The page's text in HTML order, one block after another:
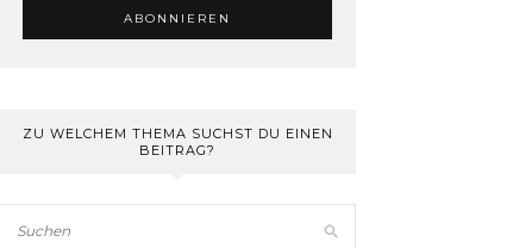
ZU WELCHEM THEMA SUCHST DU EINEN
BEITRAG?